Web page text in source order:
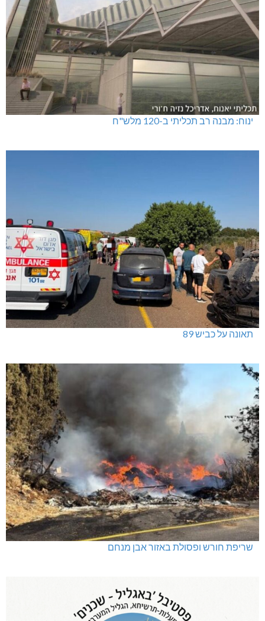
ינוח: מבנה רב תכליתי ב-120 מלש"ח
תאונה על כביש 89
שריפת חורש ופסולת באזור אבן מנחם